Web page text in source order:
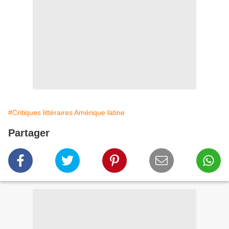
#Critiques littéraires Amérique latine
Partager